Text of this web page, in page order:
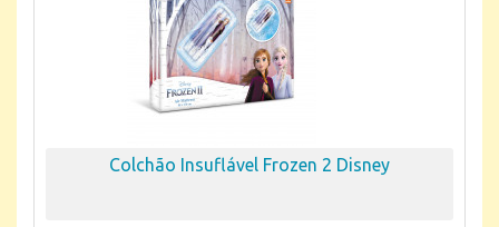
Colchão Insuflável Frozen 2 Disney